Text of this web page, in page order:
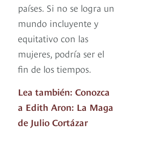
países. Si no se logra un
mundo incluyente y
equitativo con las
mujeres, podría ser el
fin de los tiempos.
Lea también: Conozca
a Edith Aron: La Maga
de Julio Cortázar